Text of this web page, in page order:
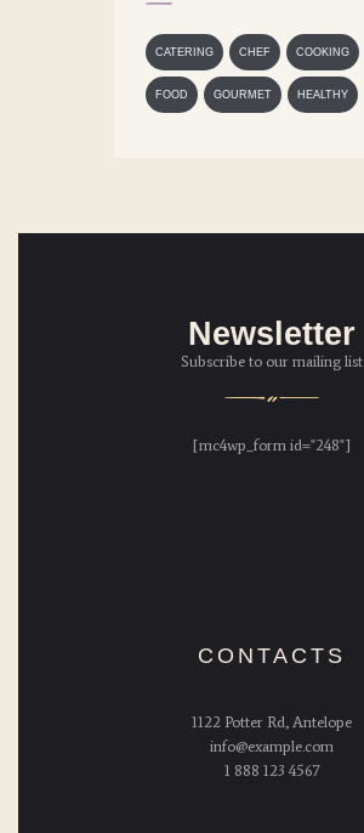
CATERING CHEF COOKING
FOOD GOURMET HEALTHY
Newsletter
Subscribe to our mailing list
[mc4wp_form id="248"]
CONTACTS
1122 Potter Rd, Antelope
info@example.com
1 888 123 4567